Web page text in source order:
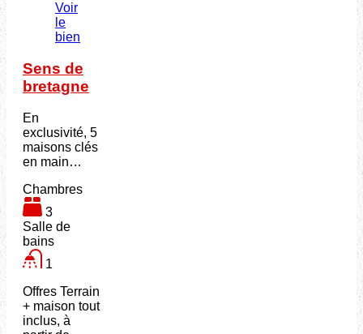
Voir
le
bien
Sens de
bretagne
En
exclusivité, 5
maisons clés
en main…
Chambres
3
Salle de
bains
1
Offres Terrain
+ maison tout
inclus, à